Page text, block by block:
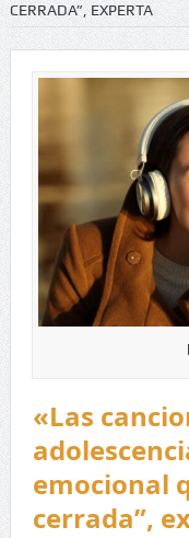
CERRADA”, EXPERTA
«Las
emocional
cerrada”,